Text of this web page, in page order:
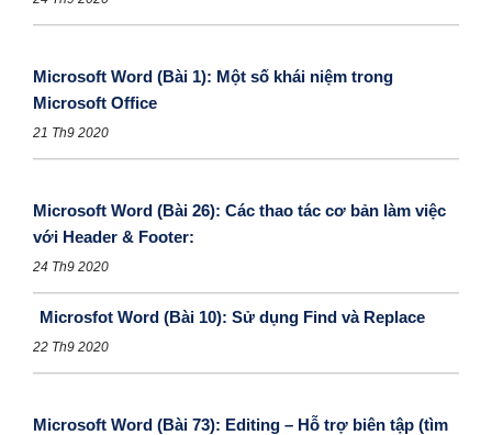
Microsoft Word (Bài 1): Một số khái niệm trong
Microsoft Office
21 Th9 2020
Microsoft Word (Bài 26): Các thao tác cơ bản làm việc
với Header & Footer:
24 Th9 2020
Microsfot Word (Bài 10): Sử dụng Find và Replace
22 Th9 2020
Microsoft Word (Bài 73): Editing – Hỗ trợ biên tập (tìm